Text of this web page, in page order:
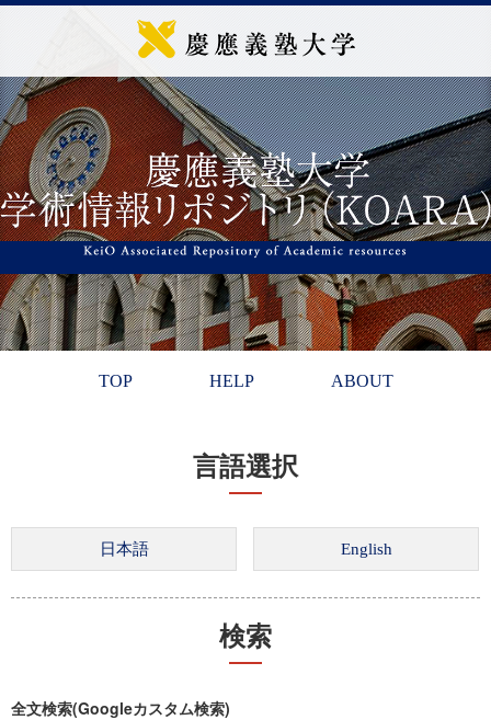
TOP HELP ABOUT
言語選択
検索
全文検索(Googleカスタム検索)